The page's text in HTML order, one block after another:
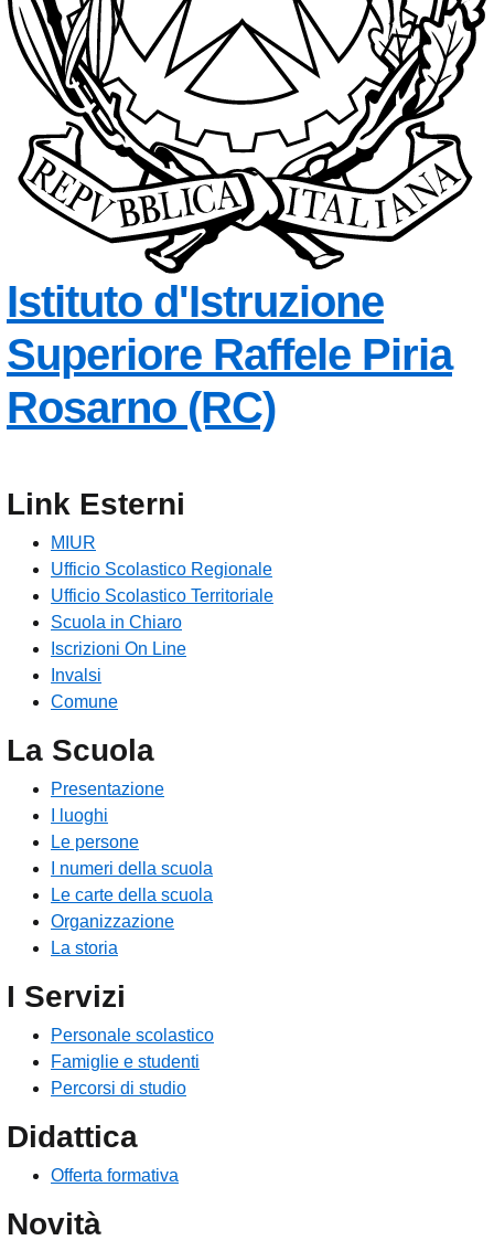
Istituto d'Istruzione
Superiore Raffele Piria
Rosarno (RC)— Visita la
Link Esterni
MIUR
Ufficio Scolastico Regionale
Ufficio Scolastico Territoriale
Scuola in Chiaro
Iscrizioni On Line
Invalsi
Comune
La Scuola
Presentazione
I luoghi
Le persone
I numeri della scuola
Le carte della scuola
Organizzazione
La storia
I Servizi
Personale scolastico
Famiglie e studenti
Percorsi di studio
Didattica
Offerta formativa
Novità